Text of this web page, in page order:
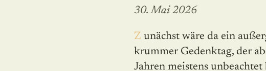
30. Mai 2026
Zunächst wäre da ein außergewöhnlich
krummer Gedenktag, der
Jahren meistens